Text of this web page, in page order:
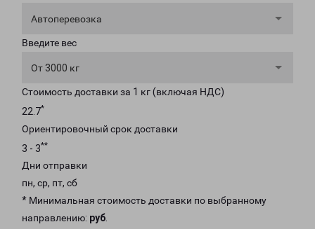
Автоперевозка
Введите вес
От 3000 кг
Стоимость доставки за 1 кг (включая НДС)
22.7*
Ориентировочный срок доставки
3 - 3**
Дни отправки
пн, ср, пт, сб
* Минимальная стоимость доставки по выбранному
направлению: руб.